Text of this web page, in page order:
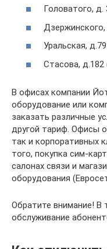
Головатого, д.
Уральская,
Стасова, д.182
В офисах компании
оборудование или
заказать различные
другой тариф. Офисы
так и корпоративных
того, покупка сим-
салонах связи и
оборудования
Обратите внимание! В
обслуживание